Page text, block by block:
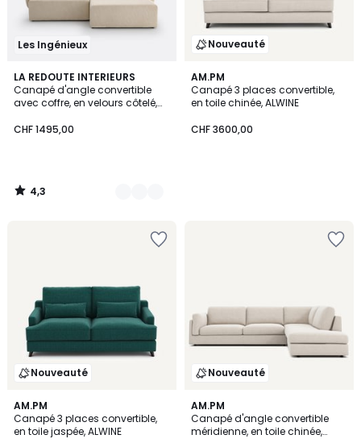
Les Ingénieux
LA REDOUTE INTERIEURS
Canapé d'angle convertible
avec coffre, en velours côtelé,
CHF 1495,00
4,3
/ 5
7
Couleurs
4,3
/
Nouveauté
AM.PM
Canapé 3 places convertible,
en toile chinée, ALWINE
CHF 3600,00
Nouveauté
AM.PM
Canapé 3 places convertible,
en toile jaspée, ALWINE
3
Couleurs
Nouveauté
AM.PM
Canapé d'angle convertible
méridienne, en toile chinée,